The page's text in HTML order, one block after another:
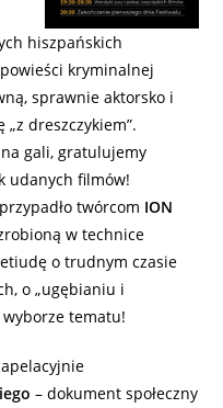
hiszpańskich
kryminalnej
sprawnie aktorsko i
dreszczykiem”.
gali, gratulujemy
udanych filmów!
twórcom ION
w technice
o trudnym czasie
o „ugębianiu i
tematu!
– dokument społeczny